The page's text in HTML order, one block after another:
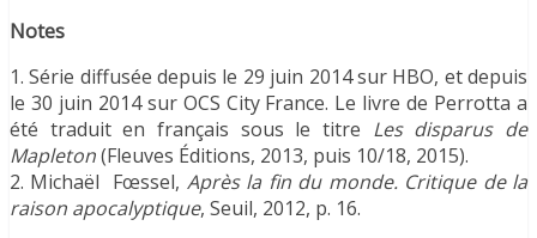
Notes
1. Série diffusée depuis le 29 juin 2014 sur HBO, et depuis
le 30 juin 2014 sur OCS City France. Le livre de Perrotta a
été traduit en français sous le titre Les disparus de
Mapleton(Fleuves Éditions, 2013, puis 10/18, 2015).
2. Michaël Fœssel, Après la fin du monde. Critique de la
raison apocalyptique, Seuil, 2012, p. 16.